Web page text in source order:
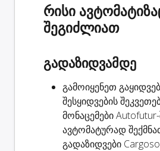
რისი
შეგიძლიათ
გადაზიდვამდე
გამოიყენეთ
შესყიდვების
მონაცემები
ავტომატურად
გადაზიდვები